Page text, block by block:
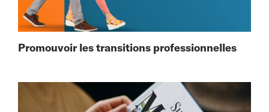
Promouvoir les transitions professionnelles